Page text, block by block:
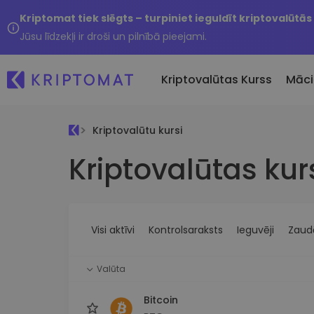
Kriptomat tiek slēgts – turpiniet ieguldīt kriptovalūtās
Jūsu līdzekļi ir droši un pilnībā pieejami.
Kriptovalūtas Kurss
Visas cenas
Vairāk nekā 300 kriptovalūtu Nesen
Pērciet vairāk nekā 300
kriptovalūtas
iespējas
Kriptovalūtu kursi
Kriptovalūtas
Visi aktīvi Kontrolsaraksts Ieguvēji
Valūta
Bitcoin